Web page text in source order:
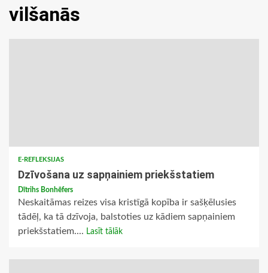
vilšanās
E-REFLEKSIJAS
Dzīvošana uz sapņainiem priekšstatiem
Dītrihs Bonhēfers
Neskaitāmas reizes visa kristīgā kopība ir sašķēlusies
tādēļ, ka tā dzīvoja, balstoties uz kādiem sapņainiem
priekšstatiem.... Lasīt tālāk